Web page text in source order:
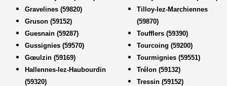
Gravelines (59820)
Gruson (59152)
Guesnain (59287)
Gussignies (59570)
Gœulzin (59169)
Hallennes-lez-Haubourdin
(59320)
Tilloy-lez-Marchiennes
(59870)
Toufflers (59390)
Tourcoing (59200)
Tourmignies (59551)
Trélon (59132)
Tressin (59152)